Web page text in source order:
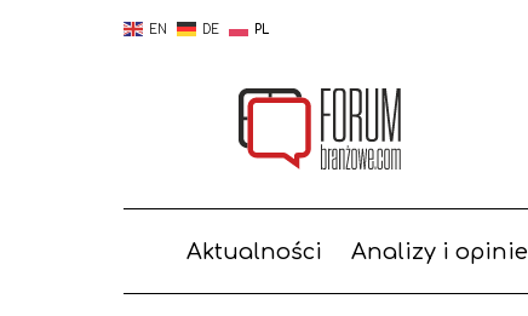
EN DE PL
Aktualności Analizy i opinie